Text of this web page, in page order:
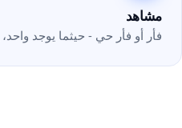
مشاهد
فأر أو فأر حي - حيثما يوجد